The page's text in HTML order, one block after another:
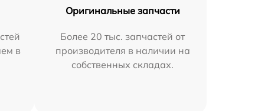
в
Оригинальные запчасти
Более 20 тыс. запчастей от
производителя в наличии на
собственных складах.